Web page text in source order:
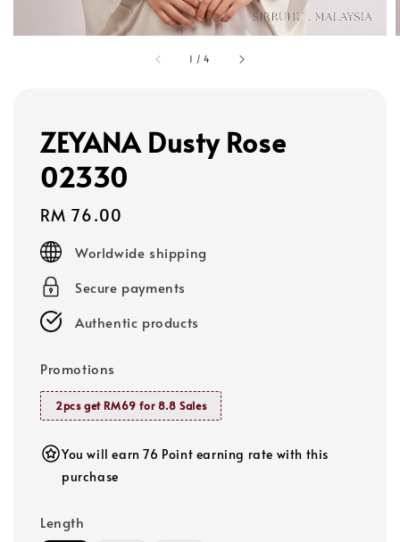
1 /4
ZEYANA Dusty Rose
02330
Regular
price
RM 76.00
Worldwide shipping
Secure payments
Authentic products
Promotions
2pcs get RM69 for 8.8 Sales
You will earn 76 Point earning rate with this
purchase
Length